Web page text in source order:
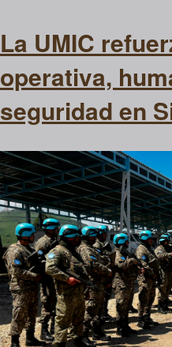
La UMIC
operativa,
seguridad en